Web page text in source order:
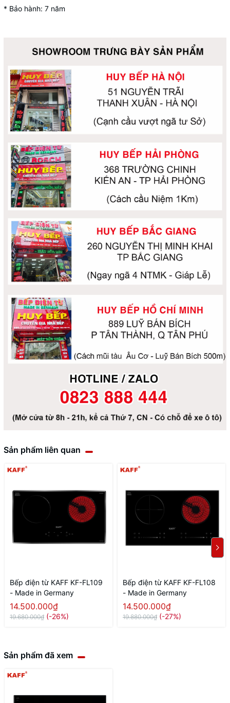
* Bảo hành: 7 năm
Sản phẩm liên quan
Bếp điện từ KAFF KF-FL109
- Made in Germany
14.500.000₫
19.680.000₫ (-26%)
Bếp điện từ KAFF KF-FL108
- Made in Germany
14.500.000₫
19.880.000₫ (-27%)
Sản phẩm đã xem